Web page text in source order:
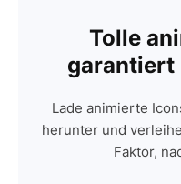
Tolle
garantiert
Lade animierte
herunter und
Faktor,